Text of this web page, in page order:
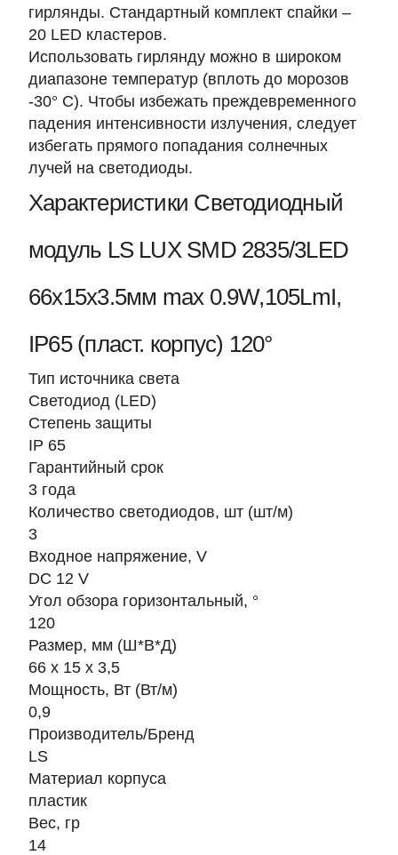
гирлянды. Стандартный комплект спайки –
20 LED кластеров.
Использовать гирлянду можно в широком
диапазоне температур (вплоть до морозов
-30° С). Чтобы избежать преждевременного
падения интенсивности излучения, следует
избегать прямого попадания солнечных
лучей на светодиоды.
Характеристики Светодиодный
модуль LS LUX SMD 2835/3LED
66х15х3.5мм max 0.9W,105LmI,
IP65 (пласт. корпус) 120°
Тип источника света
Светодиод (LED)
Степень защиты
IP 65
Гарантийный срок
3 года
Количество светодиодов, шт (шт/м)
3
Входное напряжение, V
DC 12 V
Угол обзора горизонтальный, °
120
Размер, мм (Ш*В*Д)
66 х 15 х 3,5
Мощность, Вт (Вт/м)
0,9
Производитель/Бренд
LS
Материал корпуса
пластик
Вес, гр
14